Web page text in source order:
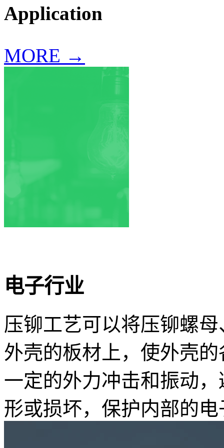
Application
MORE →
电子行业
压铆工艺可以将压铆螺
外壳的板材上，使外壳
一定的外力冲击和振动
形或损坏，保护内部的电